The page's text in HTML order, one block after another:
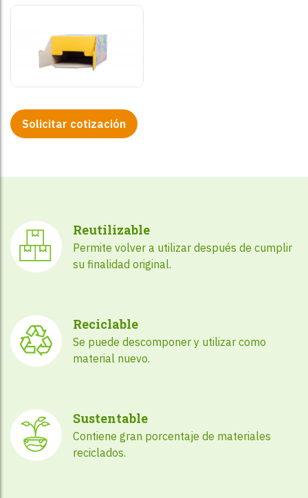
Solicitar cotización
Reutilizable
Permite volver a utilizar después de cumplir
su finalidad original.
Reciclable
Se puede descomponer y utilizar como
material nuevo.
Sustentable
Contiene gran porcentaje de materiales
reciclados.